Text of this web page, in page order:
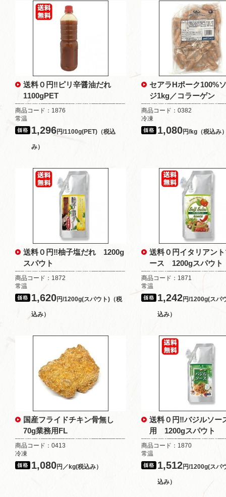
送料０円‼ピリ辛醤油だれ
1100gPET
商品コード：1876
常温
1,296円/1100g(PET)（税込
み）
セアラHポーク100%
ジ1kg／コラーゲン
商品コード：0382
冷凍
1,080円/kg（税込み
送料０円‼柚子塩だれ 1200g
スパウト
商品コード：1872
常温
1,620円/1200g(スパウト)（税
込み）
送料０円イタリアン
ース 1200gスパウト
商品コード：1871
常温
1,242円/1200g(スパ
込み）
国産フライドチキン骨無し
70g業務用FL
商品コード：0413
冷凍
1,080円／kg(税込み）
送料０円‼バジルソー
用 1200gスパウト
商品コード：1870
常温
1,512円/1200g(スパ
込み）